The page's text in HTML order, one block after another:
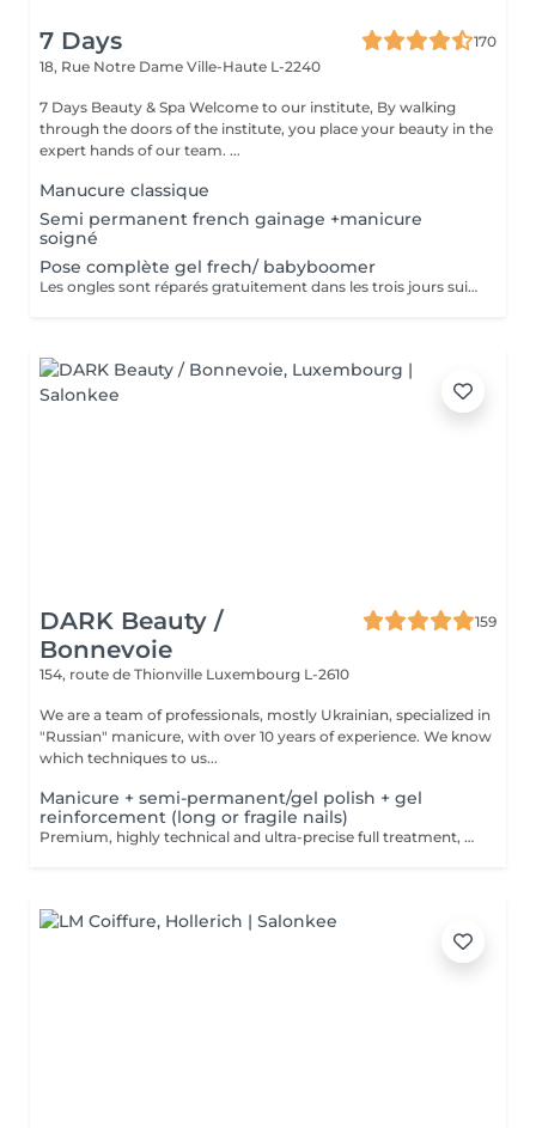
7 Days
170
18, Rue Notre Dame Ville-Haute L-2240
7 Days Beauty & Spa Welcome to our institute, By walking
through the doors of the institute, you place your beauty in the
expert hands of our team. ...
Manucure classique
Semi permanent french gainage +manicure
soigné
Pose complète gel frech/ babyboomer
Les ongles sont réparés gratuitement dans les trois jours suivant le service ! A partir du quatrième jour la prestation est payante.
DARK Beauty /
Bonnevoie
159
154, route de Thionville Luxembourg L-2610
We are a team of professionals, mostly Ukrainian, specialized in
"Russian" manicure, with over 10 years of experience. We know
which techniques to us...
Manicure + semi-permanent/gel polish + gel
reinforcement (long or fragile nails)
Premium, highly technical and ultra-precise full treatment, performed mainly with an e-file to achieve a perfectly clean nail contour and apply the polish as close as possible, even slightly under the cuticle. This technique helps visually delay the regrowth by around 10 days. Visual result: -Extremely well-groomed nails, clean contours, flawless shape -Instagram / photo studio effect: neat, precise, with no visible dry skin We also include a gel reinforcement, recommended for long or fragile or broken nails. A perfect solution for flawless and long-lasting nails: -The average durability is 4 weeks!! Service content -> 95€ : -Removal of old semi-permanent and/or gel polish (if needed, already include in this price/service) -Very meticulous preparation of the nail plate -Removal of dead skin -Shape and file nails -Gentle cuticle care -Correction of the nail shape -Gel reinforcement -Application of semi-permanent nail polish -Application of cuticle oil and hand cream Optional : -Price per nail extension on up to 5 nails (if so please book "WITH simple design") +3€/nail -Price per nail for nail art on up to 5 nails (if so please book "WITH simple design") +3€/nail -Price for simple design (French, Chrome, Baby Boomer, Cat Eyes, Stickers, Foil) 6-10 nails -> +20€ -Price for complex design (3D, Hand drawings, Stamping, French with Chrome, Baby Boomer with Chrome, French with Cat Eyes) 6-10 nails -> +30€